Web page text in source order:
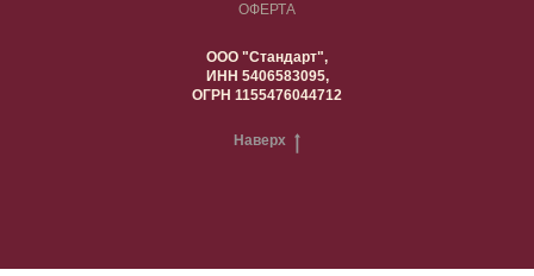
ОФЕРТА
ООО "Стандарт",
ИНН 5406583095,
ОГРН 1155476044712
Наверх